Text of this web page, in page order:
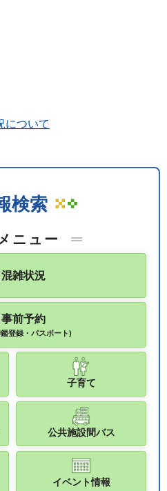
について
検索
ニュー
雑状況
前予約
登録・パスポート)
子育て
公共施設間バス
イベント情報